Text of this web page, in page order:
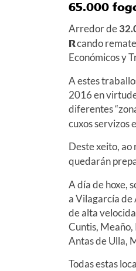
65.000
Arredor de
Rcando
Económicos y
A estes
2016 en
diferentes
cuxos servizos
Deste xeito, ao
quedarán
A día de hoxe,
a Vilagarcía de
de alta
Cuntis,
Antas de Ulla,
Todas estas